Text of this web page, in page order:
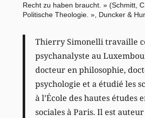
Recht zu haben braucht. » (Schmitt,
Politische Theologie. », Duncker &
Thierry Simonelli travaille
psychanalyste au
docteur en philosophie,
psychologie et a étudié les
à l’École des hautes études
sociales à Paris. Il est